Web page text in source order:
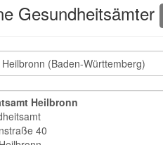
Gesundheitsämter
Heilbronn
40